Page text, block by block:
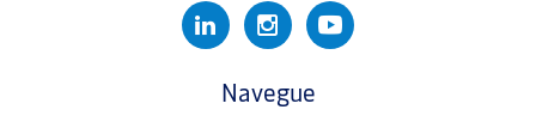
Navegue